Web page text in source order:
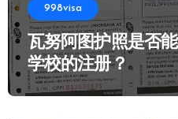
998visa
瓦努阿图护照是否
学校的注册？